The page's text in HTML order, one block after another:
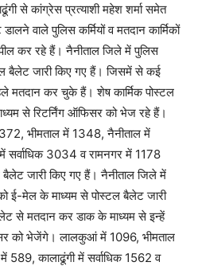
से कांग्रेस प्रत्याशी महेश शर्मा समेत
वाले पुलिस कर्मियों व मतदान कार्मिकों
कर रहे हैं। नैनीताल जिले में पुलिस
बैलेट जारी किए गए हैं। जिसमें से कई
मतदान कर चुके हैं। शेष कार्मिक पोस्टल
से रिटर्निंग ऑफिसर को भेज रहे हैं।
भीमताल में 1348, नैनीताल में
सर्वाधिक 3034 व रामनगर में 1178
बैलेट जारी किए गए हैं। नैनीताल जिले में
ई-मेल के माध्यम से पोस्टल बैलेट जारी
से मतदान कर डाक के माध्यम से इन्हें
को भेजेंगे। लालकुआं में 1096, भीमताल
589, कालाढूंगी में सर्वाधिक 1562 व